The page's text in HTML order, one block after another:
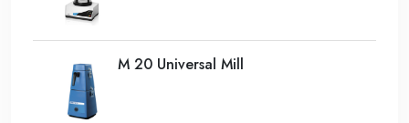
M 20 Universal Mill